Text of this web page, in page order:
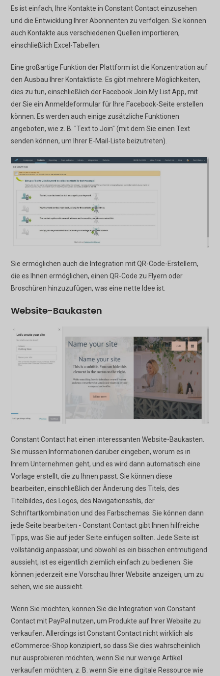
Es ist einfach, Ihre Kontakte in Constant Contact einzusehen
und die Entwicklung Ihrer Abonnenten zu verfolgen. Sie können
auch Kontakte aus verschiedenen Quellen importieren,
einschließlich Excel-Tabellen.
Eine großartige Funktion der Plattform ist die Konzentration auf
den Ausbau Ihrer Kontaktliste. Es gibt mehrere Möglichkeiten,
dies zu tun, einschließlich der Facebook Join My List App, mit
der Sie ein Anmeldeformular für Ihre Facebook-Seite erstellen
können. Es werden auch einige zusätzliche Funktionen
angeboten, wie z. B. "Text to Join" (mit dem Sie einen Text
senden können, um Ihrer E-Mail-Liste beizutreten).
Sie ermöglichen auch die Integration mit QR-Code-Erstellern,
die es Ihnen ermöglichen, einen QR-Code zu Flyern oder
Broschüren hinzuzufügen, was eine nette Idee ist.
Website-Baukasten
Constant Contact hat einen interessanten Website-Baukasten.
Sie müssen Informationen darüber eingeben, worum es in
Ihrem Unternehmen geht, und es wird dann automatisch eine
Vorlage erstellt, die zu Ihnen passt. Sie können diese
bearbeiten, einschließlich der Änderung des Titels, des
Titelbildes, des Logos, des Navigationsstils, der
Schriftartkombination und des Farbschemas. Sie können dann
jede Seite bearbeiten - Constant Contact gibt Ihnen hilfreiche
Tipps, was Sie auf jeder Seite einfügen sollten. Jede Seite ist
vollständig anpassbar, und obwohl es ein bisschen entmutigend
aussieht, ist es eigentlich ziemlich einfach zu bedienen. Sie
können jederzeit eine Vorschau Ihrer Website anzeigen, um zu
sehen, wie sie aussieht.
Wenn Sie möchten, können Sie die Integration von Constant
Contact mit PayPal nutzen, um Produkte auf Ihrer Website zu
verkaufen. Allerdings ist Constant Contact nicht wirklich als
eCommerce-Shop konzipiert, so dass Sie dies wahrscheinlich
nur ausprobieren möchten, wenn Sie nur wenige Artikel
verkaufen möchten, z. B. wenn Sie eine digitale Ressource wie